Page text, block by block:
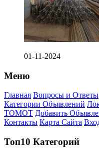
01-11-2024
Меню
Главная Вопросы и Ответы
Категории Объявлений
ТОМОТ Добавить
Контакты Карта Сайта
Топ10 Категорий